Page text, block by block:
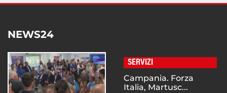
NEWS24
SERVIZI
Campania. Forza
Italia, Martusc...